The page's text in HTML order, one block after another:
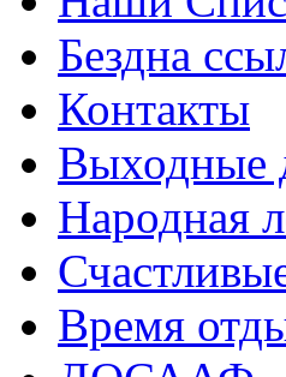
Бездна
Контакты
Выходные
Народная
Время